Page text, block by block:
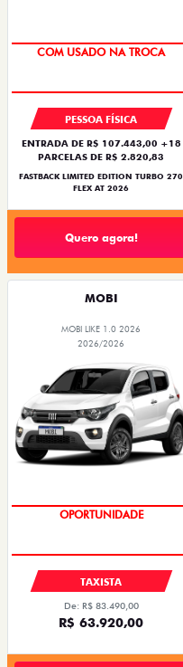
TAXA ZERO
PESSOA FÍSICA
ENTRADA DE R$ 107.443,00 +18
PARCELAS DE R$ 2.820,83
FASTBACK LIMITED EDITION TURBO 270
FLEX AT 2026
Quero agora!
MOBI
MOBI LIKE 1.0 2026
2026/2026
OPORTUNIDADE
TAXISTA
De: R$ 83.490,00
R$ 63.920,00